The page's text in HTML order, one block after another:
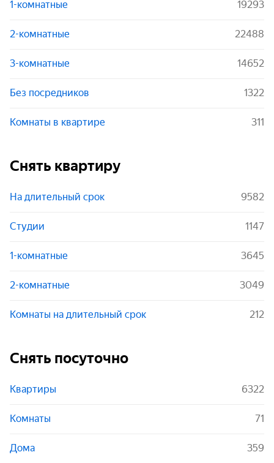
1-комнатные 19293
2-комнатные 22488
3-комнатные 14652
Без посредников 1322
Комнаты в квартире 311
Снять квартиру
На длительный срок 9582
Студии 1147
1-комнатные 3645
2-комнатные 3049
Комнаты на длительный срок 212
Снять посуточно
Квартиры 6322
Комнаты 71
Дома 359